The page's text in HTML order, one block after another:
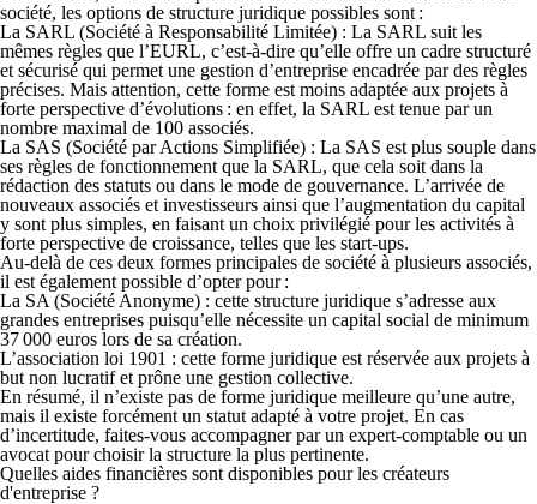
société, les options de structure juridique possibles sont :
La SARL (Société à Responsabilité Limitée) : La SARL suit les
mêmes règles que l’EURL, c’est-à-dire qu’elle offre un cadre structuré
et sécurisé qui permet une gestion d’entreprise encadrée par des règles
précises. Mais attention, cette forme est moins adaptée aux projets à
forte perspective d’évolutions : en effet, la SARL est tenue par un
nombre maximal de 100 associés.
La SAS (Société par Actions Simplifiée) : La SAS est plus souple dans
ses règles de fonctionnement que la SARL, que cela soit dans la
rédaction des statuts ou dans le mode de gouvernance. L’arrivée de
nouveaux associés et investisseurs ainsi que l’augmentation du capital
y sont plus simples, en faisant un choix privilégié pour les activités à
forte perspective de croissance, telles que les start-ups.
Au-delà de ces deux formes principales de société à plusieurs associés,
il est également possible d’opter pour :
La SA (Société Anonyme) : cette structure juridique s’adresse aux
grandes entreprises puisqu’elle nécessite un capital social de minimum
37 000 euros lors de sa création.
L’association loi 1901 : cette forme juridique est réservée aux projets à
but non lucratif et prône une gestion collective.
En résumé, il n’existe pas de forme juridique meilleure qu’une autre,
mais il existe forcément un statut adapté à votre projet. En cas
d’incertitude, faites-vous accompagner par un expert-comptable ou un
avocat pour choisir la structure la plus pertinente.
Quelles aides financières sont disponibles pour les créateurs
d'entreprise ?